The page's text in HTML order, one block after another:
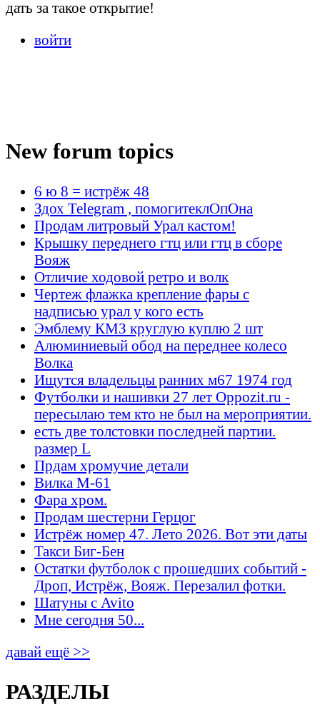
дать за такое открытие!
войти
New forum topics
6 ю 8 = истрёж 48
Здох Telegram , помогитеклОпОна
Продам литровый Урал кастом!
Крышку переднего гтц или гтц в сборе
Вояж
Отличие ходовой ретро и волк
Чертеж флажка крепление фары с
надписью урал у кого есть
Эмблему КМЗ круглую куплю 2 шт
Алюминиевый обод на переднее колесо
Волка
Ищутся владельцы ранних м67 1974 год
Футболки и нашивки 27 лет Oppozit.ru -
пересылаю тем кто не был на мероприятии.
есть две толстовки последней партии.
размер L
Прдам хромучие детали
Вилка М-61
Фара хром.
Продам шестерни Герцог
Истрёж номер 47. Лето 2026. Вот эти даты
Такси Биг-Бен
Остатки футболок с прошедших событий -
Дроп, Истрёж, Вояж. Перезалил фотки.
Шатуны с Avito
Мне сегодня 50...
давай ещё >>
РАЗДЕЛЫ